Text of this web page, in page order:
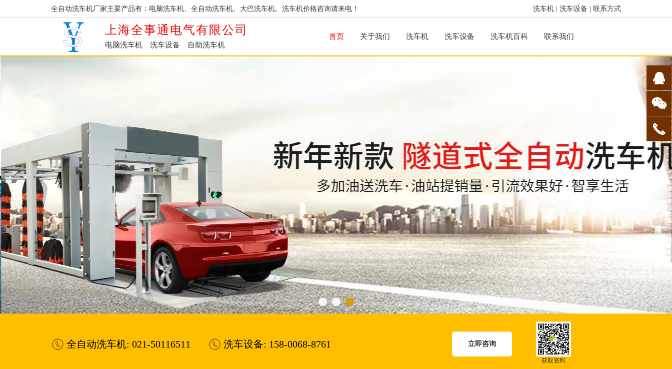
洗车机 洗车设备 联系方式
全自动洗车机厂家主要产品有：电脑洗车机、全自动洗车机、大巴洗车机。洗车机价格咨询请来电！
上海全事通电气有限公司
电脑洗车机 洗车设备 自助洗车机
首页 关于我们 洗车机 洗车设备 洗车机百科 联系我们
1 2 3
全自动洗车机: 021-50116511 洗车设备: 158-0068-8761 立即咨询
获取资料